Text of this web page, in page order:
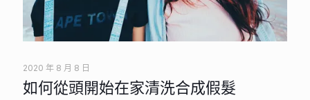
2020 年 8 月 8 日
如何從頭開始在家清洗合成假髮